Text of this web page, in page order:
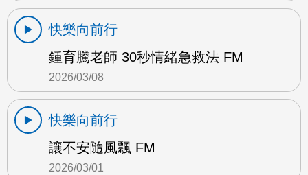
快樂向前行
鍾育騰老師 30秒情緒急救法 FM
2026/03/08
快樂向前行
讓不安隨風飄 FM
2026/03/01